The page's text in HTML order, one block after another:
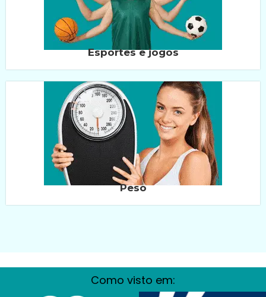
Esportes e jogos
Peso
Como visto em: